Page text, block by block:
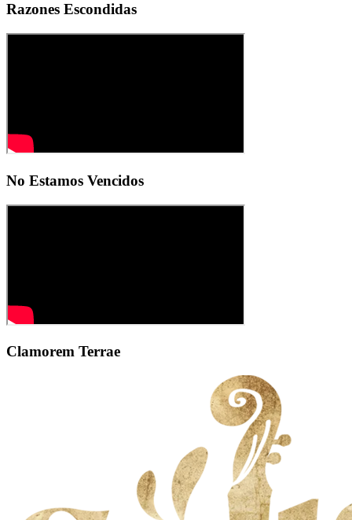
Razones Escondidas
No Estamos Vencidos
Clamorem Terrae